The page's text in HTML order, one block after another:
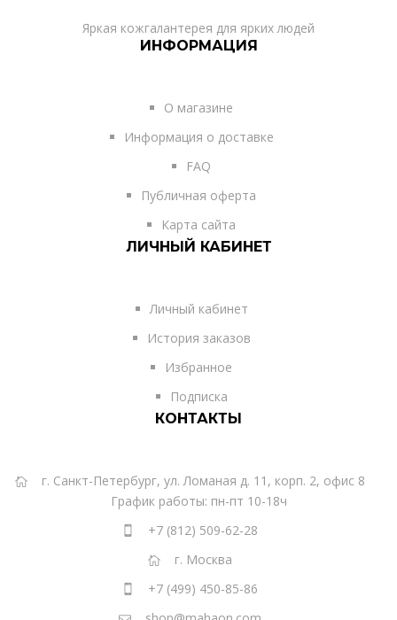
Яркая кожгалантерея для ярких людей
ИНФОРМАЦИЯ
О магазине
Информация о доставке
FAQ
Публичная оферта
Карта сайта
ЛИЧНЫЙ КАБИНЕТ
Личный кабинет
История заказов
Избранное
Подписка
КОНТАКТЫ
г. Санкт-Петербург, ул. Ломаная д. 11, корп. 2, офис 8
График работы: пн-пт 10-18ч
+7 (812) 509-62-28
г. Москва
+7 (499) 450-85-86